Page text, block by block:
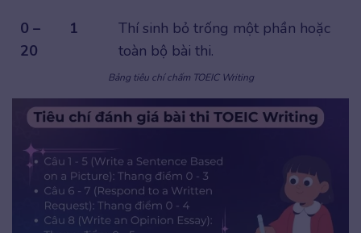
0 –
20
1
Thí sinh bỏ trống một phần hoặc
toàn bộ bài thi.
Bảng tiêu chí chấm TOEIC Writing